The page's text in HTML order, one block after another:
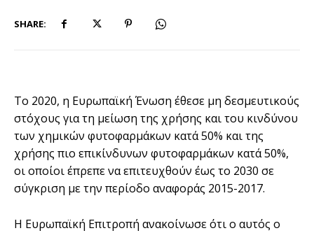
SHARE:
Το 2020, η Ευρωπαϊκή Ένωση έθεσε μη δεσμευτικούς
στόχους για τη μείωση της χρήσης και του κινδύνου
των χημικών φυτοφαρμάκων κατά 50% και της
χρήσης πιο επικίνδυνων φυτοφαρμάκων κατά 50%,
οι οποίοι έπρεπε να επιτευχθούν έως το 2030 σε
σύγκριση με την περίοδο αναφοράς 2015-2017.
Η Ευρωπαϊκή Επιτροπή ανακοίνωσε ότι ο αυτός ο